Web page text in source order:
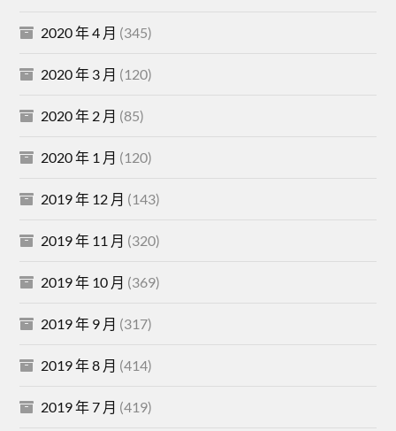
2020 年 4 月 (345)
2020 年 3 月 (120)
2020 年 2 月 (85)
2020 年 1 月 (120)
2019 年 12 月 (143)
2019 年 11 月 (320)
2019 年 10 月 (369)
2019 年 9 月 (317)
2019 年 8 月 (414)
2019 年 7 月 (419)